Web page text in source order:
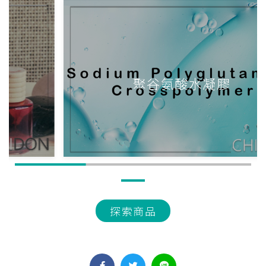
聚谷氨酸水凝膠
探索商品